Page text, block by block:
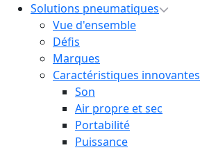
Solutions pneumatiques
Vue d'ensemble
Défis
Marques
Caractéristiques innovantes
Son
Air propre et sec
Portabilité
Puissance